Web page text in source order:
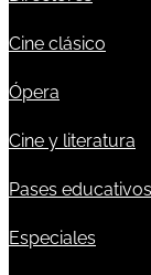
Cine clásico
Ópera
Cine y literatura
Pases educativos
Especiales